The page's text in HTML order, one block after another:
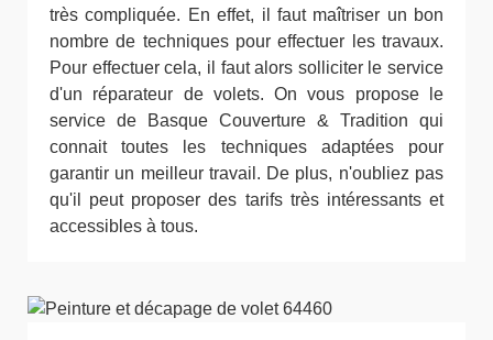
très compliquée. En effet, il faut maîtriser un bon
nombre de techniques pour effectuer les travaux.
Pour effectuer cela, il faut alors solliciter le service
d'un réparateur de volets. On vous propose le
service de Basque Couverture & Tradition qui
connait toutes les techniques adaptées pour
garantir un meilleur travail. De plus, n'oubliez pas
qu'il peut proposer des tarifs très intéressants et
accessibles à tous.